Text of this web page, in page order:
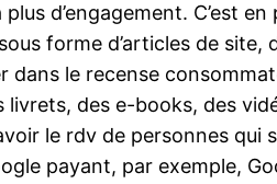
d’engagement. C’est en
forme d’articles de site,
le recense
des e-books, des
le rdv de personnes qui
payant, par exemple,